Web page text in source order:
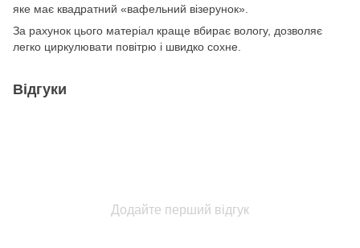
яке має квадратний «вафельний візерунок».
За рахунок цього матеріал краще вбирає вологу, дозволяє
легко циркулювати повітрю і швидко сохне.
Відгуки
Додайте перший відгук